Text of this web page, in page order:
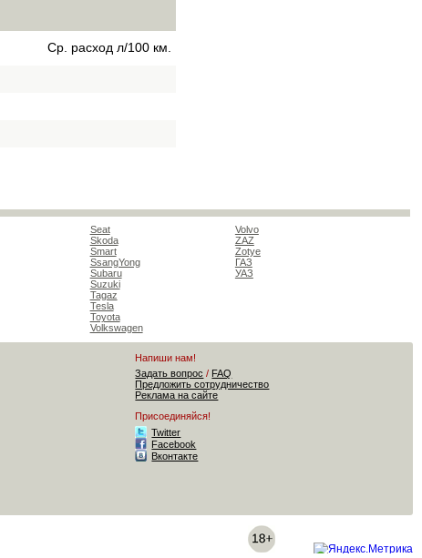
Ср. расход л/100 км.
Seat
Skoda
Smart
SsangYong
Subaru
Suzuki
Tagaz
Tesla
Toyota
Volkswagen
Volvo
ZAZ
Zotye
ГАЗ
УАЗ
Напиши нам!
Задать вопрос / FAQ
Предложить сотрудничество
Реклама на сайте
Присоединяйся!
Twitter
Facebook
Вконтакте